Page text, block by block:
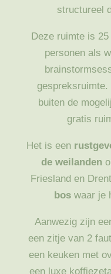
structureel
Deze ruimte is
personen als
buiten de
gratis
Het is een
de weilanden
Friesland en
boswaar je
Aanwezig zijn
een zitje van 2
een keuken met
een luxe